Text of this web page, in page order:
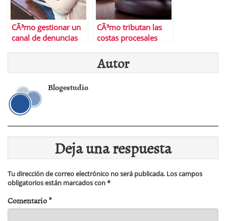
CÃ³mo gestionar un
canal de denuncias
CÃ³mo tributan las
costas procesales
Autor
Blogestudio
Deja una respuesta
Tu dirección de correo electrónico no será publicada. Los campos
obligatorios están marcados con*
Comentario*